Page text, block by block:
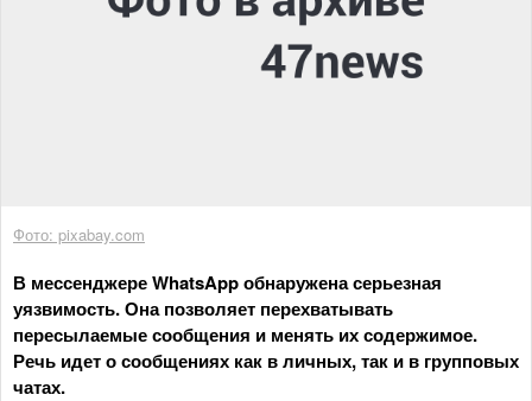
Фото: pixabay.com
В мессенджере WhatsApp обнаружена серьезная
уязвимость. Она позволяет перехватывать
пересылаемые сообщения и менять их содержимое.
Речь идет о сообщениях как в личных, так и в групповых
чатах.